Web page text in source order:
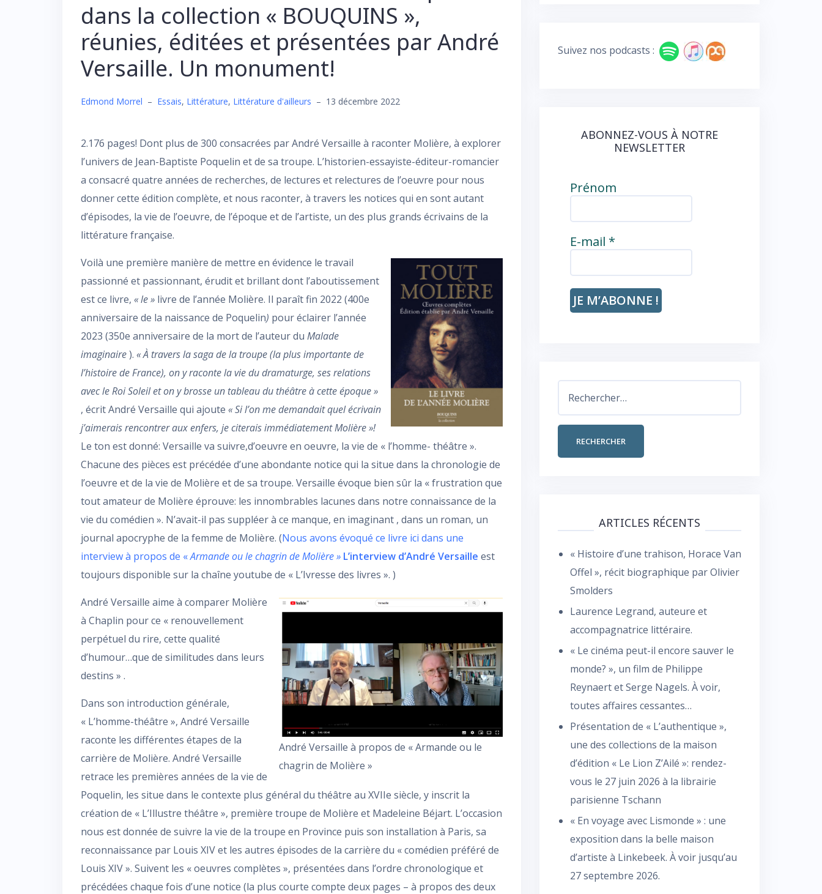
dans la collection « BOUQUINS »,
réunies, éditées et présentées par André
Versaille. Un monument!
Edmond Morrel – Essais, Littérature, Littérature d'ailleurs – 13 décembre 2022
2.176 pages! Dont plus de 300 consacrées par André Versaille à raconter Molière, à explorer
l’univers de Jean-Baptiste Poquelin et de sa troupe. L’historien-essayiste-éditeur-romancier
a consacré quatre années de recherches, de lectures et relectures de l’oeuvre pour nous
donner cette édition complète, et nous raconter, à travers les notices qui en sont autant
d’épisodes, la vie de l’oeuvre, de l’époque et de l’artiste, un des plus grands écrivains de la
littérature française.
Voilà une première manière de mettre en évidence le travail
passionné et passionnant, érudit et brillant dont l’aboutissement
est ce livre, « le » livre de l’année Molière. Il paraît fin 2022 (400e
anniversaire de la naissance de Poquelin) pour éclairer l’année
2023 (350e anniversaire de la mort de l’auteur du Malade
imaginaire). « À travers la saga de la troupe (la plus importante de
l’histoire de France), on y raconte la vie du dramaturge, ses relations
avec le Roi Soleil et on y brosse un tableau du théâtre à cette époque »
, écrit André Versaille qui ajoute « Si l’on me demandait quel écrivain
j’aimerais rencontrer aux enfers, je citerais immédiatement Molière »!
Le ton est donné: Versaille va suivre,d’oeuvre en oeuvre, la vie de « l’homme- théâtre ».
Chacune des pièces est précédée d’une abondante notice qui la situe dans la chronologie de
l’oeuvre et de la vie de Molière et de sa troupe. Versaille évoque bien sûr la « frustration que
tout amateur de Molière éprouve: les innombrables lacunes dans notre connaissance de la
vie du comédien ». N’avait-il pas suppléer à ce manque, en imaginant , dans un roman, un
journal apocryphe de la femme de Molière. (Nous avons évoqué ce livre ici dans une
interview à propos de «Armande ou le chagrin de Molière » L’interview d’André Versaille est
toujours disponible sur la chaîne youtube de « L’Ivresse des livres ». )
André Versaille à propos de « Armande ou le
chagrin de Molière »
André Versaille aime à comparer Molière
à Chaplin pour ce « renouvellement
perpétuel du rire, cette qualité
d’humour…que de similitudes dans leurs
destins » .
Dans son introduction générale,
« L’homme-théâtre », André Versaille
raconte les différentes étapes de la
carrière de Molière. André Versaille
retrace les premières années de la vie de
Poquelin, les situe dans le contexte plus général du théâtre au XVIIe siècle, y inscrit la
création de « L’Illustre théâtre », première troupe de Molière et Madeleine Béjart. L’occasion
nous est donnée de suivre la vie de la troupe en Province puis son installation à Paris, sa
reconnaissance par Louis XIV et les autres épisodes de la carrière du « comédien préféré de
Louis XIV ». Suivent les « oeuvres complètes », présentées dans l’ordre chronologique et
précédées chaque fois d’une notice (la plus courte compte deux pages – à propos des deux
o
Suivez nos podcasts :
ABONNEZ-VOUS À NOTRE
NEWSLETTER
Prénom
E-mail *
ARTICLES RÉCENTS
« Histoire d’une trahison, Horace Van
Offel », récit biographique par Olivier
Smolders
Laurence Legrand, auteure et
accompagnatrice littéraire.
« Le cinéma peut-il encore sauver le
monde? », un film de Philippe
Reynaert et Serge Nagels. À voir,
toutes affaires cessantes…
Présentation de « L’authentique »,
une des collections de la maison
d’édition « Le Lion Z’Ailé »: rendez-
vous le 27 juin 2026 à la librairie
parisienne Tschann
« En voyage avec Lismonde » : une
exposition dans la belle maison
d’artiste à Linkebeek. À voir jusqu’au
27 septembre 2026.